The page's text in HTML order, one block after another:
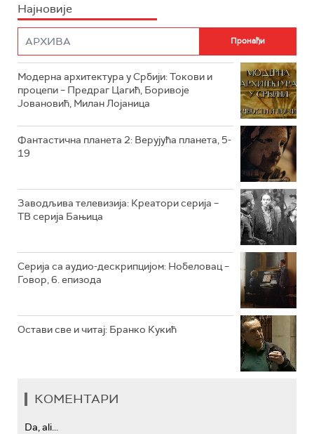
РТС ЖИВОТ
РТС КОЛО
Најновије
Модерна архитектура у Србији: Токови и
процепи – Предраг Цагић, Боривоје
Јовановић, Милан Лојаница
Фантастична планета 2: Верујућа планета, 5-
19
Заводљива телевизија: Креатори серија –
ТВ серија Бањица
Серија са аудио-дескрипцијом: Нобеловац –
Говор, 6. епизода
Остави све и читај: Бранко Кукић
КОМЕНТАРИ
Da, ali...